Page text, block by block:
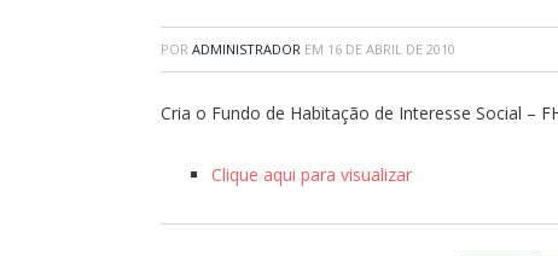
POR ADMINISTRADOR EM 16 DE ABRIL DE 2010
Cria o Fundo de Habitação de Interesse Social –
Clique aqui para visualizar